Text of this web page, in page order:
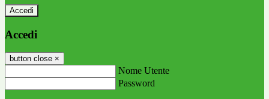
Accedi
Accedi
button close ×
Nome Utente
Password